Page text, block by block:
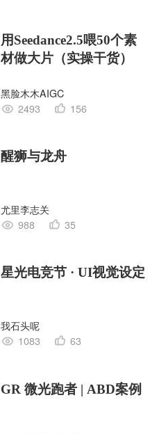
用Seedance2.5喂50个素
材做大片（实操干货）
黑脸木木AIGC
2493
156
醒狮与龙舟
尤里李志关
988
35
星光电竞节 · UI视觉设定
我石头呢
1083
63
GR 微光跑者 | ABD案例